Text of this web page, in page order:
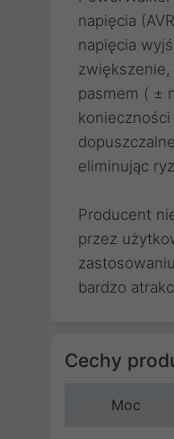
napięcia
napięcia
pasmem ( ±
eliminując
Producent
przez
bardzo
Cechy
Moc